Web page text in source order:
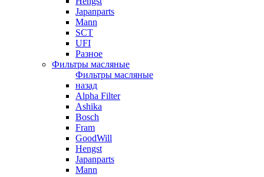
Japanparts
Mann
SCT
UFI
Разное
Фильтры масляные
Фильтры масляные
назад
Alpha Filter
Ashika
Bosch
Fram
GoodWill
Hengst
Japanparts
Mann